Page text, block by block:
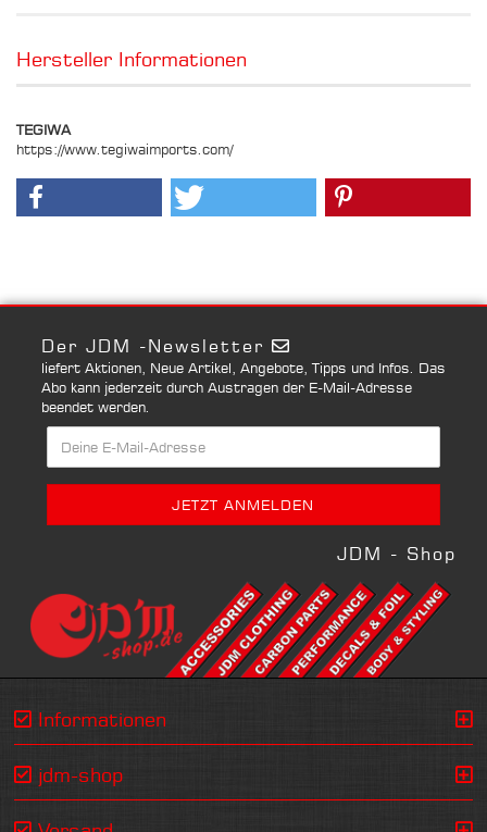
Hersteller Informationen
TEGIWA
https://www.tegiwaimports.com/
Der JDM -Newsletter
liefert Aktionen, Neue Artikel, Angebote, Tipps und Infos. Das
Abo kann jederzeit durch Austragen der E-Mail-Adresse
beendet werden.
JDM - Shop
Informationen
jdm-shop